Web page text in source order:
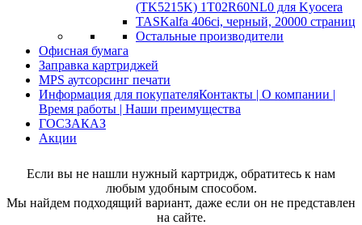
Остальные производители
Офисная бумага
Заправка картриджей
MPS аутсорсинг печати
Информация для покупателяКонтакты | О компании |
Время работы | Наши преимущества
ГОСЗАКАЗ
Акции
Если вы не нашли нужный картридж, обратитесь к нам
любым удобным способом.
Мы найдем подходящий вариант, даже если он не представлен
на сайте.